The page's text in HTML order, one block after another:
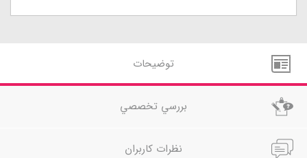
توضيحات
بررسي تخصصي
نظرات کاربران